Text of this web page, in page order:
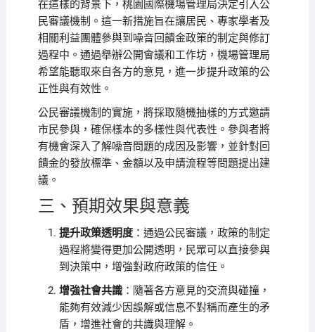
在這樣的背景下，桃園國際機場管理局決定引入公
民審議機制。這一新措施旨在讓居民、專家學者及
相關利益團體參與到噪音回饋金政策的制定與修訂
過程中。通過舉辦公開會議和工作坊，機場管理局
希望能聽取來自各方的意見，進一步提升政策的公
正性與有效性。
公民審議機制的實施，將採取隨機抽樣的方式邀請
市民參與，確保樣本的多樣性與代表性。參與者將
有機會深入了解噪音問題的成因及影響，並針對回
饋金的發放標準、金額以及申請流程等問題提出建
議。
三、預期效果與意義
提升政策透明度：通過公民審議，政策的制定
過程將變得更加公開透明，民眾可以直接參與
到決策中，增強對政府政策的信任。
增強社會共識：隨著各方意見的交流與碰撞，
能夠有效減少因誤解或信息不對稱而產生的矛
盾，增進社會的共識與理解。